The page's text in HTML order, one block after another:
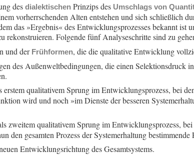
desdialektischen Prinzips des Umschlags von
vorherrschenden Alten entstehen und sich schließlich
das »Ergebnis« des Entwicklungsprozesses bekannt ist
rekonstruieren. Folgende fünf Analyseschritte sind zu
und der Frühformen, die die qualitative Entwicklung
des Außenweltbedingungen, die einen Selektionsdruck
erstem qualitativem Sprung im Entwicklungsprozess, bei
wird und noch »im Dienste der besseren
zweitem qualitativem Sprung im Entwicklungsprozess,
den gesamten Prozess der Systemerhaltung
Entwicklungsrichtung des Gesamtsystems.